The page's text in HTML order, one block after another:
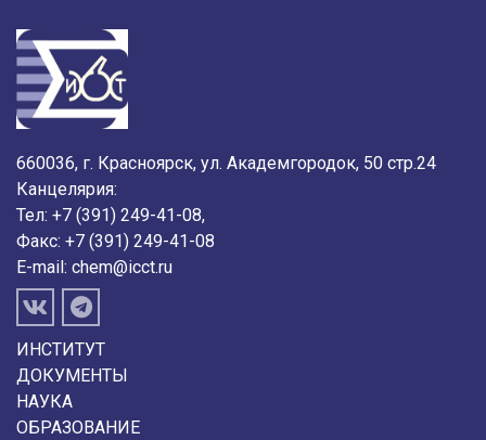
660036, г. Красноярск, ул. Академгородок, 50 стр.24
Канцелярия:
Тел: +7 (391) 249-41-08,
Факс: +7 (391) 249-41-08
E-mail: chem@icct.ru
ИНСТИТУТ
ДОКУМЕНТЫ
НАУКА
ОБРАЗОВАНИЕ